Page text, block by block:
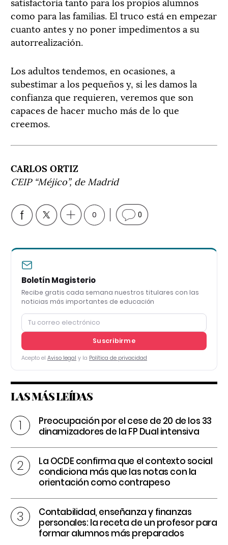
como para las familias. El truco está en empezar
cuanto antes y no poner impedimentos a su
autorrealización.
Los adultos tendemos, en ocasiones, a
subestimar a los pequeños y, si les damos la
confianza que requieren, veremos que son
capaces de hacer mucho más de lo que
creemos.
CARLOS ORTIZ
CEIP “Méjico”, de Madrid
0 0
Boletín Magisterio
Recibe gratis cada semana nuestros titulares con las
noticias más importantes de educación
Suscribirme
Acepto el Aviso legal y la Política de privacidad
LAS MÁS LEÍDAS
Preocupación por el cese de 20 de los 33
dinamizadores de la FP Dual intensiva
La OCDE confirma que el contexto social
condiciona más que las notas con la
orientación como contrapeso
Contabilidad, enseñanza y finanzas
personales: la receta de un profesor para
formar alumnos más preparados